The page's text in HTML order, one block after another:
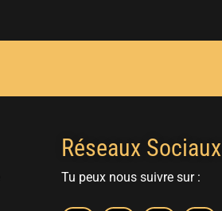
Réseaux Sociaux
Tu peux nous suivre sur :